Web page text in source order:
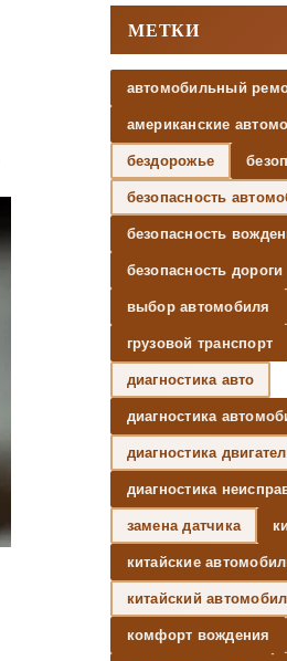
МЕТКИ
автомобильный
американские
бездорожье
безопасность
безопасность
безопасность дороги
выбор автомобиля
грузовой транспорт
диагностика авто
диагностика
диагностика
диагностика
замена датчика
китайские
китайский
комфорт вождения